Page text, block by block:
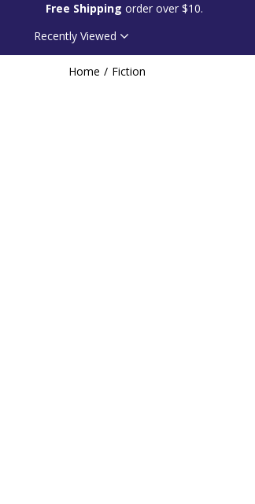
Free Shipping order over $10.
Recently Viewed
Home Fiction